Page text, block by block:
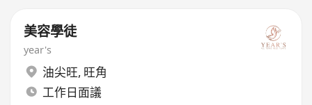
美容學徒
year's
油尖旺, 旺角
工作日面議